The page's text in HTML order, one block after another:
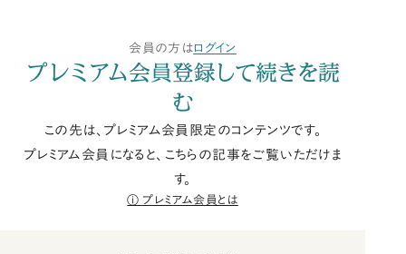
会員の方はログイン
プレミアム会員登録して続きを読
む
この先は、プレミアム会員限定のコンテンツです。
プレミアム会員になると、こちらの記事をご覧いただけま
す。
プレミアム会員とは